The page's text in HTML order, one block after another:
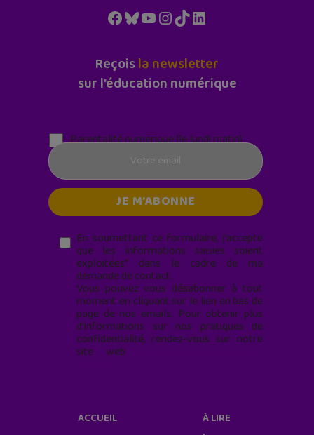
Facebook
Bluesky
YouTube
Instagram
TikTokLinkedIn
Reçoisla newsletter
sur l'éducation numérique
Parentalité numérique (le lundi matin)
En soumettant ce formulaire, j’accepte
que les informations saisies soient
exploitées* dans le cadre de ma
demande de contact.
Vous pouvez vous désabonner à tout
moment en cliquant sur le lien en bas de
page de nos emails. Pour obtenir plus
d'informations sur nos pratiques de
confidentialité, rendez-vous sur notre
site web
ACCUEIL
À LIRE